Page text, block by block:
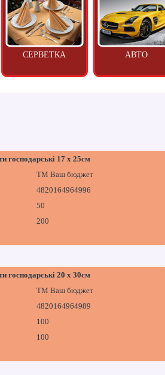
СЕРВЕТКА АВТО
господарські 17 х 25см
ТМ Ваш бюджет
4820164964996
50
200
господарські 20 х 30см
ТМ Ваш бюджет
4820164964989
100
100